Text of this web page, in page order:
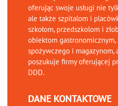
oferując swoje usługi nie
ale także szpitalom i
szkołom, przedszkolom i
obiektom gastronomicznym,
spożywczego i magazynom,
poszukuje firmy oferującej
DDD.
DANE KONTAKTOWE